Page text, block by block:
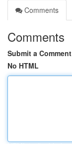
Comments
Comments
Submit a Comment
No HTML